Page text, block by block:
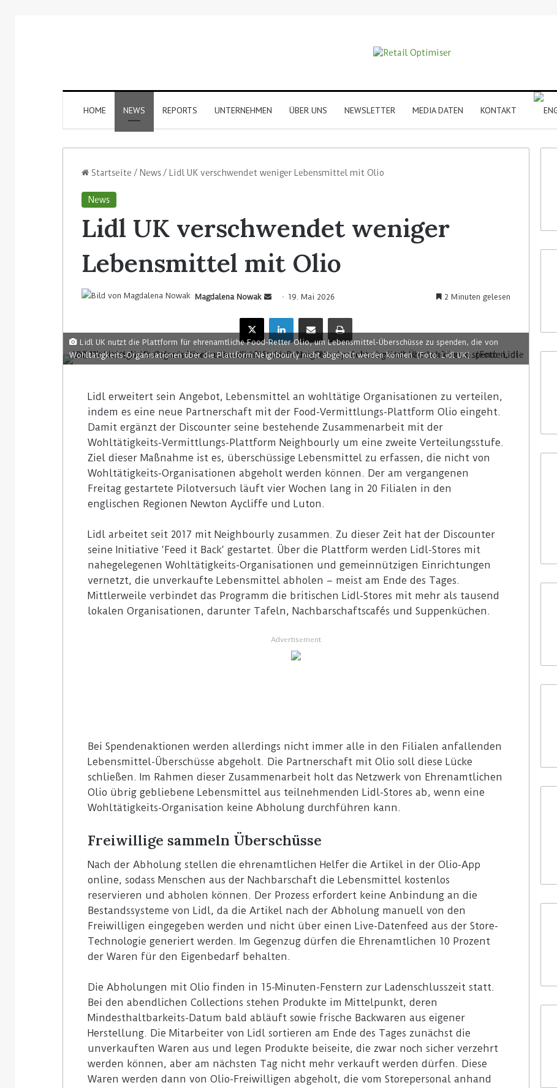
HOME NEWS REPORTS UNTERNEHMEN ÜBER UNS NEWSLETTER MEDIA DATEN KONTAKT
Startseite / News / Lidl UK verschwendet weniger Lebensmittel mit Olio
News
Lidl UK verschwendet weniger
Lebensmittel mit Olio
Magdalena Nowak 19. Mai 2026 2 Minuten gelesen
Lidl UK nutzt die Plattform für ehrenamtliche Food-Retter Olio, um Lebensmittel-Überschüsse zu spenden, die von
Wohltätigkeits-Organisationen über die Plattform Neighbourly nicht abgeholt werden können. (Foto: Lidl UK)
Lidl erweitert sein Angebot, Lebensmittel an wohltätige Organisationen zu verteilen,
indem es eine neue Partnerschaft mit der Food-Vermittlungs-Plattform Olio eingeht.
Damit ergänzt der Discounter seine bestehende Zusammenarbeit mit der
Wohltätigkeits-Vermittlungs-Plattform Neighbourly um eine zweite Verteilungsstufe.
Ziel dieser Maßnahme ist es, überschüssige Lebensmittel zu erfassen, die nicht von
Wohltätigkeits-Organisationen abgeholt werden können. Der am vergangenen
Freitag gestartete Pilotversuch läuft vier Wochen lang in 20 Filialen in den
englischen Regionen Newton Aycliffe und Luton.
Lidl arbeitet seit 2017 mit Neighbourly zusammen. Zu dieser Zeit hat der Discounter
seine Initiative ‘Feed it Back‘ gestartet. Über die Plattform werden Lidl-Stores mit
nahegelegenen Wohltätigkeits-Organisationen und gemeinnützigen Einrichtungen
vernetzt, die unverkaufte Lebensmittel abholen – meist am Ende des Tages.
Mittlerweile verbindet das Programm die britischen Lidl-Stores mit mehr als tausend
lokalen Organisationen, darunter Tafeln, Nachbarschaftscafés und Suppenküchen.
Advertisement
Bei Spendenaktionen werden allerdings nicht immer alle in den Filialen anfallenden
Lebensmittel-Überschüsse abgeholt. Die Partnerschaft mit Olio soll diese Lücke
schließen. Im Rahmen dieser Zusammenarbeit holt das Netzwerk von Ehrenamtlichen
Olio übrig gebliebene Lebensmittel aus teilnehmenden Lidl-Stores ab, wenn eine
Wohltätigkeits-Organisation keine Abholung durchführen kann.
Freiwillige sammeln Überschüsse
Nach der Abholung stellen die ehrenamtlichen Helfer die Artikel in der Olio-App
online, sodass Menschen aus der Nachbarschaft die Lebensmittel kostenlos
reservieren und abholen können. Der Prozess erfordert keine Anbindung an die
Bestandssysteme von Lidl, da die Artikel nach der Abholung manuell von den
Freiwilligen eingegeben werden und nicht über einen Live-Datenfeed aus der Store-
Technologie generiert werden. Im Gegenzug dürfen die Ehrenamtlichen 10 Prozent
der Waren für den Eigenbedarf behalten.
Die Abholungen mit Olio finden in 15-Minuten-Fenstern zur Ladenschlusszeit statt.
Bei den abendlichen Collections stehen Produkte im Mittelpunkt, deren
Mindesthaltbarkeits-Datum bald abläuft sowie frische Backwaren aus eigener
Herstellung. Die Mitarbeiter von Lidl sortieren am Ende des Tages zunächst die
unverkauften Waren aus und legen Produkte beiseite, die zwar noch sicher verzehrt
werden können, aber am nächsten Tag nicht mehr verkauft werden dürfen. Diese
Waren werden dann von Olio-Freiwilligen abgeholt, die vom Storepersonal anhand